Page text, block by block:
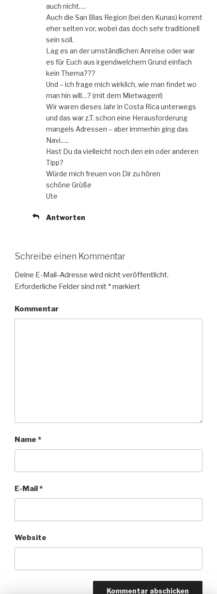
auch nicht….
Auch die San Blas Region (bei den Kunas) kommt
eher selten vor, wobei das doch sehr traditionell
sein soll.
Lag es an der umständlichen Anreise oder war
es für Euch aus irgendwelchem Grund einfach
kein Thema???
Und – ich frage mich wirklich, wie man findet wo
man hin will…? (mit dem Mietwagen!)
Wir waren dieses Jahr in Costa Rica unterwegs
und das war z.T. schon eine Herausforderung
mangels Adressen – aber immerhin ging das
Navi…..
Hast Du da vielleicht noch den ein oder anderen
Tipp?
Würde mich freuen von Dir zu hören
schöne Grüße
Ute
Antworten
Schreibe einen Kommentar
Deine E-Mail-Adresse wird nicht veröffentlicht.
Erforderliche Felder sind mit *markiert
Kommentar
Name *
E-Mail *
Website